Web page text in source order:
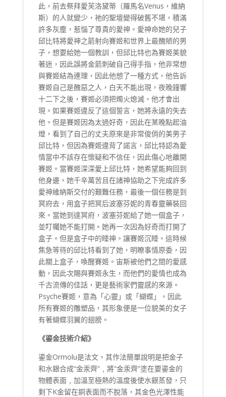
此，前去祭拜愛芙洛黛蒂（羅馬名Venus，維納
斯）的人就變少，祂的聖壇變得破舊不堪，積滿
許多灰塵，惹惱了尊貴的愛神。愛神命她的兒子
邱比特將愛神之箭射向賽姬和世界上最醜陋的男
子，想要給她一個教訓，但邱比特也為賽姬美貌
著迷，因此誤將金箭刺破自己得手指，他非常想
與賽姬結為連理，因此他想了一種方式，他告訴
賽姬自己是醜惡之人，白天不能出現，夜晚鐘響
十二下之後，賽姬必須把燭火熄滅，他才會出
現。如果賽姬違反了這個誓言，她將永遠的失去
他。但是賽姬因為太過好奇，因此在某晚點起油
燈，看到了自己的丈夫原來是非常俊俏的美男子
邱比特，但因為賽姬違背了諾言，邱比特認為愛
情當中不該存在懷疑和不信任，因此傷心地離開
賽姬。當賽姬深深愛上邱比特，她希望能夠回到
他身邊，她千辛萬苦且在諸神協助之下完成許多
愛神維納斯交付的艱難任務，最後一個任務是到
冥府去，用盒子把冥后波塞芬妮的青春靈藥裝回
來。當她到達冥府，波塞芬妮給了她一個盒子，
並叮囑她不能打開。她再一次因為好奇而打開了
盒子。但是盒子中的睡神。讓賽姬沉睡。這時候
焦急等待的邱比特看到了她，明瞭事情原委，因
此關上盒子，喚醒賽姬。宙斯被他們之間的愛感
動，因此次賜與賽姬永生，而他們的愛情也成為
千古流傳的佳話，更是藝術家們靈感的來源。
Psyche賽姬，意為「心靈」或「蝴蝶」，因此
所有賽姬的雕塑品，其形象便是一位貌美的女子
有著蝴蝶羽翼的翅膀。
《鎏金技術介紹》
鎏金Ormolu是法文，其作法簡單說明是把金子
和水銀合成“金汞齊”﹐將“金汞齊”塗在要鎏金的
物體表面﹐加溫至極熱的溫度後使水銀蒸發，只
剩下K金留在銅表面而不脫落，其金色光澤性能